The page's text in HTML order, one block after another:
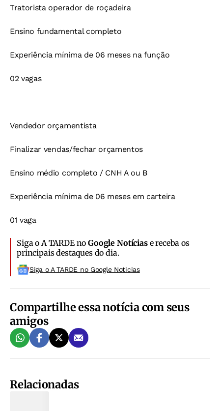
Tratorista operador de roçadeira
Ensino fundamental completo
Experiência mínima de 06 meses na função
02 vagas
Vendedor orçamentista
Finalizar vendas/fechar orçamentos
Ensino médio completo / CNH A ou B
Experiência mínima de 06 meses em carteira
01 vaga
Siga o A TARDE noGoogle Notíciase receba os
principais destaques do dia.
Siga o A TARDE no Google Noticias
Compartilhe essa notícia com seus
amigos
Relacionadas